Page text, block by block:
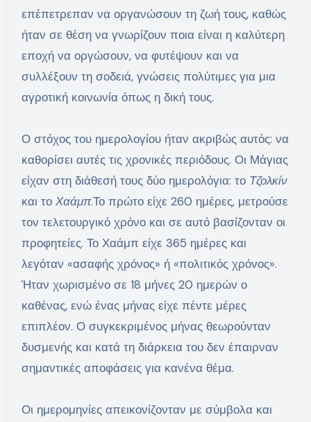
επέπετρεπαν να οργανώσουν τη ζωή τους, καθώς
ήταν σε θέση να γνωρίζουν ποια είναι η καλύτερη
εποχή να οργώσουν, να φυτέψουν και να
συλλέξουν τη σοδειά, γνώσεις πολύτιμες για μια
αγροτική κοινωνία όπως η δική τους.
Ο στόχος του ημερολογίου ήταν ακριβώς αυτός: να
καθορίσει αυτές τις χρονικές περιόδους. Οι Μάγιας
είχαν στη διάθεσή τους δύο ημερολόγια: το Τζολκίν
και το Χαάμπ.Το πρώτο είχε 260 ημέρες, μετρούσε
τον τελετουργικό χρόνο και σε αυτό βασίζονταν οι
προφητείες. Το Χαάμπ είχε 365 ημέρες και
λεγόταν «ασαφής χρόνος» ή «πολιτικός χρόνος».
Ήταν χωρισμένο σε 18 μήνες 20 ημερών ο
καθένας, ενώ ένας μήνας είχε πέντε μέρες
επιπλέον. Ο συγκεκριμένος μήνας θεωρούνταν
δυσμενής και κατά τη διάρκεια του δεν έπαιρναν
σημαντικές αποφάσεις για κανένα θέμα.
Οι ημερομηνίες απεικονίζονταν με σύμβολα και